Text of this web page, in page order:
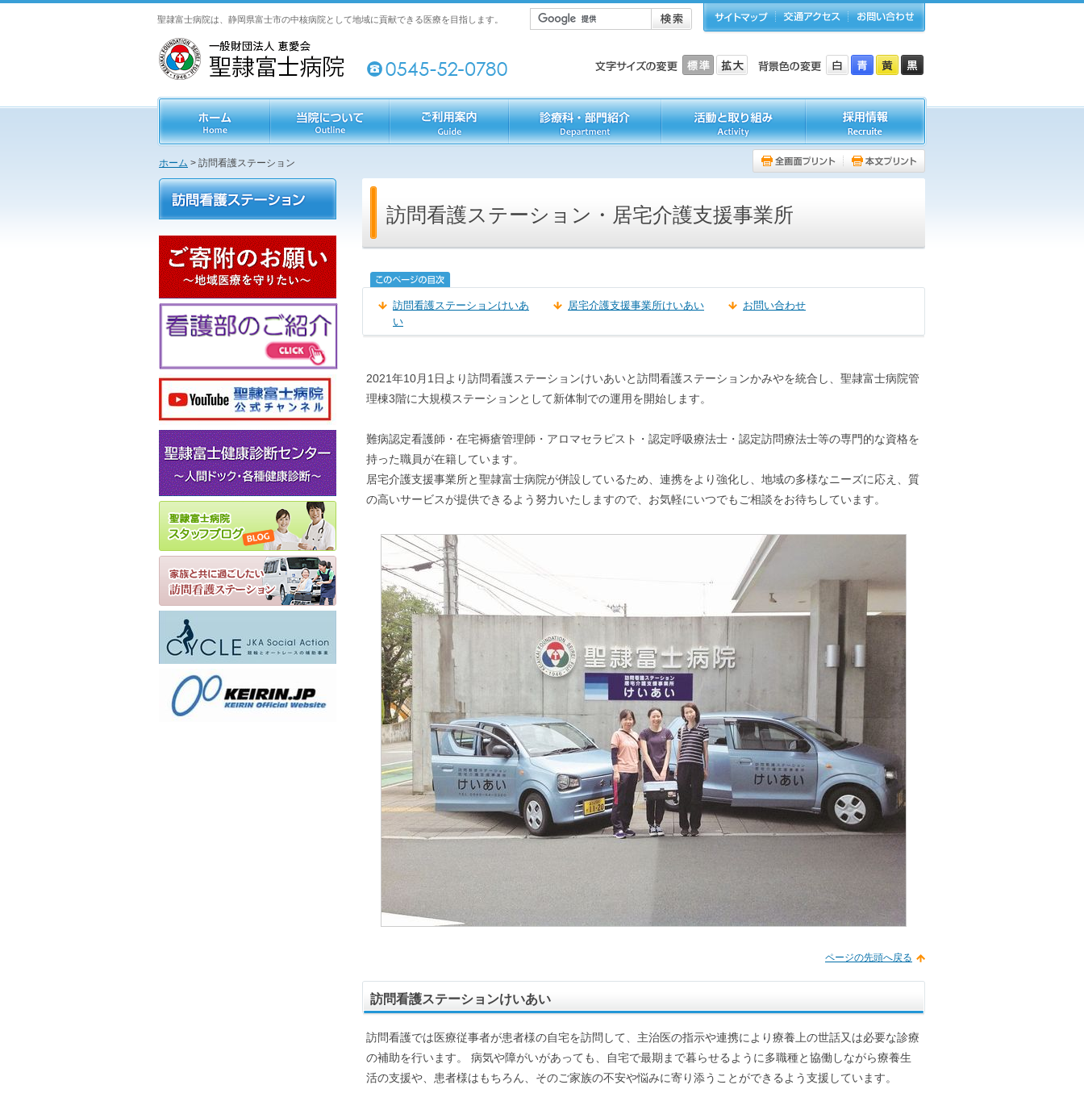
聖隷富士病院は、静岡県富士市の中核病院として地域に貢献できる医療を目指します。
ホーム > 訪問看護ステーション
訪問看護ステーション・居宅介護支援事業所
訪問看護ステーションけいあ
い
居宅介護支援事業所けいあい お問い合わせ
2021年10月1日より訪問看護ステーションけいあいと訪問看護ステーションかみやを統合し、聖隷富士病院管
理棟3階に大規模ステーションとして新体制での運用を開始します。
難病認定看護師・在宅褥瘡管理師・アロマセラピスト・認定呼吸療法士・認定訪問療法士等の専門的な資格を
持った職員が在籍しています。
居宅介護支援事業所と聖隷富士病院が併設しているため、連携をより強化し、地域の多様なニーズに応え、質
の高いサービスが提供できるよう努力いたしますので、お気軽にいつでもご相談をお待ちしています。
ページの先頭へ戻る
訪問看護ステーションけいあい
訪問看護では医療従事者が患者様の自宅を訪問して、主治医の指示や連携により療養上の世話又は必要な診療
の補助を行います。 病気や障がいがあっても、自宅で最期まで暮らせるように多職種と協働しながら療養生
活の支援や、患者様はもちろん、そのご家族の不安や悩みに寄り添うことができるよう支援しています。